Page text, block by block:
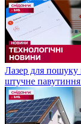
Лазер для пошуку
штучне